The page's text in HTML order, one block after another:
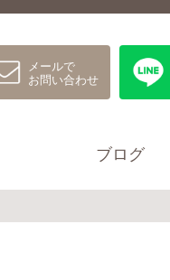
メールで
お問い合わせ
ブログ